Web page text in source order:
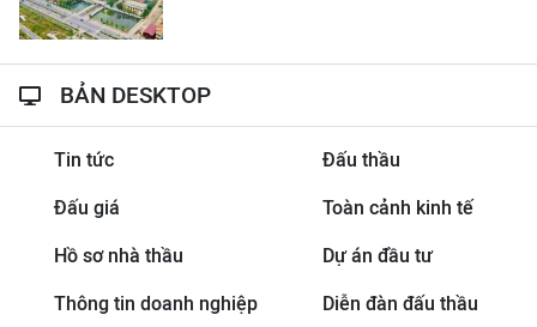
BẢN DESKTOP
Tin tức Đấu thầu
Đấu giá Toàn cảnh kinh tế
Hồ sơ nhà thầu Dự án đầu tư
Thông tin doanh nghiệp Diễn đàn đấu thầu